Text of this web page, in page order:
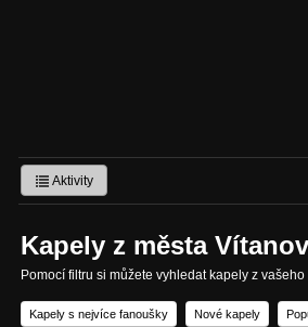
Aktivity
Kapely z města Vítanov
Pomocí filtru si můžete vyhledat kapely z
Kapely s nejvíce fanoušky Nové kapely